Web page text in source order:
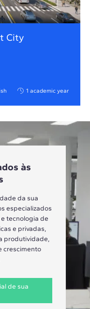
City
1 academic year
às
da sua
especializados
tecnologia de
e privadas,
produtividade,
crescimento
de sua